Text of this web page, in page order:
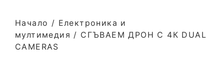
Начало / Електроника и
мултимедия / СГЪВАЕМ ДРОН С 4К DUAL
CAMERAS